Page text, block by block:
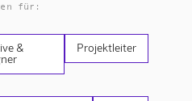
für:
&
Projektleiter